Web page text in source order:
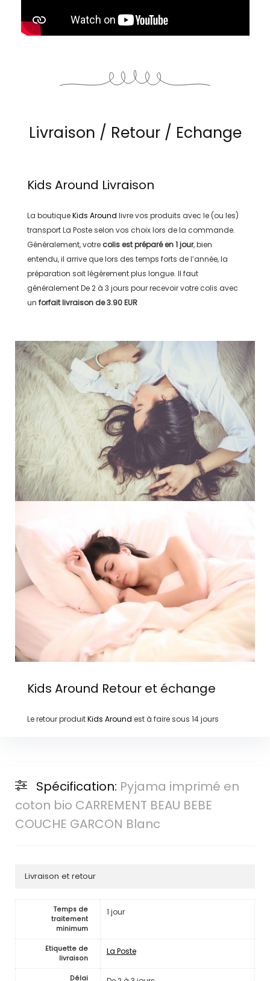
Livraison / Retour / Echange
Kids Around Livraison
La boutiqueKids Around livre vos produits avec le (ou les)
transportLa Posteselon vos choix lors de la commande.
Généralement, votre colis est préparé en1 jour, bien
entendu, il arrive que lors des temps forts de l’année, la
préparation soit légérement plus longue. Il faut
généralementDe 2 à 3 jours pour recevoir votre colis avec
un forfait livraison de3.90 EUR
Kids Around Retour et échange
Le retour produitKids Around est à faire sous 14 jours
Spécification: Pyjama imprimé en
coton bio CARREMENT BEAU BEBE
COUCHE GARCON Blanc
Livraison et retour
Temps de
traitement
minimum
1 jour
Etiquette de
livraison
La Poste
Délai